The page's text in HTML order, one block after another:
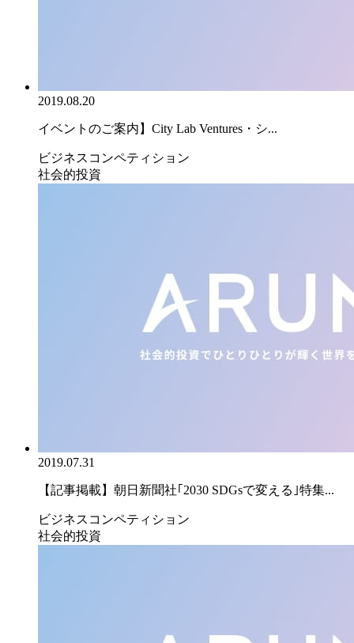
2019.08.20
イベントのご案内】City Lab Ventures・シ...
ビジネスコンペティション
社会的投資
2019.07.31
【記事掲載】朝日新聞社｢2030 SDGsで変える｣特集...
ビジネスコンペティション
社会的投資